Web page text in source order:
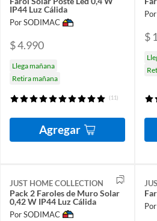
IP44 Luz Cálida
Por SODIMAC
$ 4.990
Llega mañana
Retira mañana
(11)
Agregar
$
JUST HOME COLLECTION
Pack 2 Faroles de Muro Solar
0,42 W IP44 Luz Cálida
Por SODIMAC